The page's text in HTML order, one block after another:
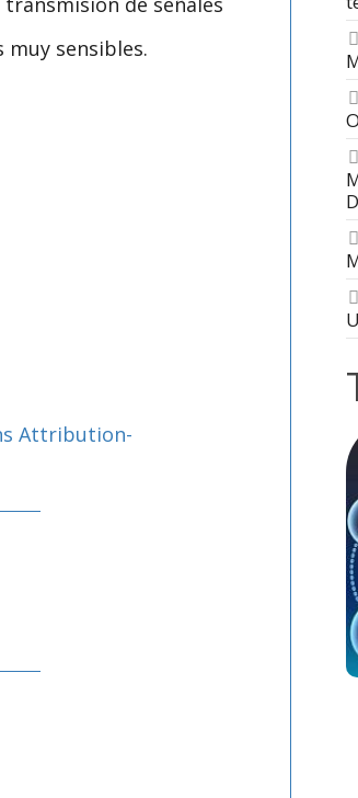
sensibles.
Attribution-